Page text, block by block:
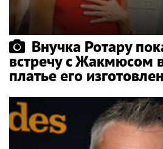
Внучка Ротару
встречу с Жакмюсом
платье его